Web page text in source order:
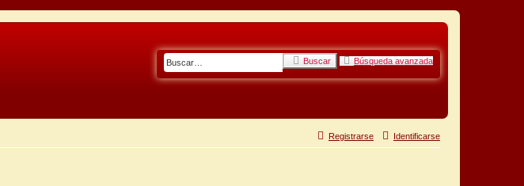
Buscar Búsqueda avanzada
Identificarse
Registrarse